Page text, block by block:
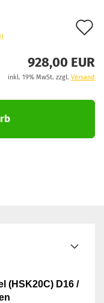
928,00 EUR
inkl. 19% MwSt. zzgl. Versand
(HSK20C) D16 /